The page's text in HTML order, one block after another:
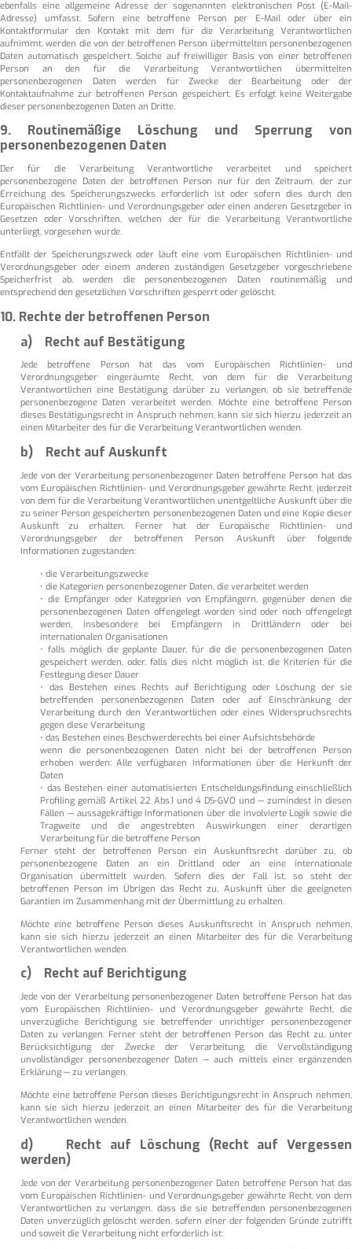
ebenfalls eine allgemeine Adresse der sogenannten elektronischen Post (E-Mail-
Adresse) umfasst. Sofern eine betroffene Person per E-Mail oder über ein
Kontaktformular den Kontakt mit dem für die Verarbeitung Verantwortlichen
aufnimmt, werden die von der betroffenen Person übermittelten personenbezogenen
Daten automatisch gespeichert. Solche auf freiwilliger Basis von einer betroffenen
Person an den für die Verarbeitung Verantwortlichen übermittelten
personenbezogenen Daten werden für Zwecke der Bearbeitung oder der
Kontaktaufnahme zur betroffenen Person gespeichert. Es erfolgt keine Weitergabe
dieser personenbezogenen Daten an Dritte.
9. Routinemäßige Löschung und Sperrung von
personenbezogenen Daten
Der für die Verarbeitung Verantwortliche verarbeitet und speichert
personenbezogene Daten der betroffenen Person nur für den Zeitraum, der zur
Erreichung des Speicherungszwecks erforderlich ist oder sofern dies durch den
Europäischen Richtlinien- und Verordnungsgeber oder einen anderen Gesetzgeber in
Gesetzen oder Vorschriften, welchen der für die Verarbeitung Verantwortliche
unterliegt, vorgesehen wurde.
Entfällt der Speicherungszweck oder läuft eine vom Europäischen Richtlinien- und
Verordnungsgeber oder einem anderen zuständigen Gesetzgeber vorgeschriebene
Speicherfrist ab, werden die personenbezogenen Daten routinemäßig und
entsprechend den gesetzlichen Vorschriften gesperrt oder gelöscht.
10. Rechte der betroffenen Person
a) Recht auf Bestätigung
Jede betroffene Person hat das vom Europäischen Richtlinien- und
Verordnungsgeber eingeräumte Recht, von dem für die Verarbeitung
Verantwortlichen eine Bestätigung darüber zu verlangen, ob sie betreffende
personenbezogene Daten verarbeitet werden. Möchte eine betroffene Person
dieses Bestätigungsrecht in Anspruch nehmen, kann sie sich hierzu jederzeit an
einen Mitarbeiter des für die Verarbeitung Verantwortlichen wenden.
b) Recht auf Auskunft
Jede von der Verarbeitung personenbezogener Daten betroffene Person hat das
vom Europäischen Richtlinien- und Verordnungsgeber gewährte Recht, jederzeit
von dem für die Verarbeitung Verantwortlichen unentgeltliche Auskunft über die
zu seiner Person gespeicherten personenbezogenen Daten und eine Kopie dieser
Auskunft zu erhalten. Ferner hat der Europäische Richtlinien- und
Verordnungsgeber der betroffenen Person Auskunft über folgende
Informationen zugestanden:
• die Verarbeitungszwecke
• die Kategorien personenbezogener Daten, die verarbeitet werden
• die Empfänger oder Kategorien von Empfängern, gegenüber denen die
personenbezogenen Daten offengelegt worden sind oder noch offengelegt
werden, insbesondere bei Empfängern in Drittländern oder bei
internationalen Organisationen
• falls möglich die geplante Dauer, für die die personenbezogenen Daten
gespeichert werden, oder, falls dies nicht möglich ist, die Kriterien für die
Festlegung dieser Dauer
• das Bestehen eines Rechts auf Berichtigung oder Löschung der sie
betreffenden personenbezogenen Daten oder auf Einschränkung der
Verarbeitung durch den Verantwortlichen oder eines Widerspruchsrechts
gegen diese Verarbeitung
• das Bestehen eines Beschwerderechts bei einer Aufsichtsbehörde
wenn die personenbezogenen Daten nicht bei der betroffenen Person
erhoben werden: Alle verfügbaren Informationen über die Herkunft der
Daten
• das Bestehen einer automatisierten Entscheidungsfindung einschließlich
Profiling gemäß Artikel 22 Abs.1 und 4 DS-GVO und — zumindest in diesen
Fällen — aussagekräftige Informationen über die involvierte Logik sowie die
Tragweite und die angestrebten Auswirkungen einer derartigen
Verarbeitung für die betroffene Person
Ferner steht der betroffenen Person ein Auskunftsrecht darüber zu, ob
personenbezogene Daten an ein Drittland oder an eine internationale
Organisation übermittelt wurden. Sofern dies der Fall ist, so steht der
betroffenen Person im Übrigen das Recht zu, Auskunft über die geeigneten
Garantien im Zusammenhang mit der Übermittlung zu erhalten.
Möchte eine betroffene Person dieses Auskunftsrecht in Anspruch nehmen,
kann sie sich hierzu jederzeit an einen Mitarbeiter des für die Verarbeitung
Verantwortlichen wenden.
c) Recht auf Berichtigung
Jede von der Verarbeitung personenbezogener Daten betroffene Person hat das
vom Europäischen Richtlinien- und Verordnungsgeber gewährte Recht, die
unverzügliche Berichtigung sie betreffender unrichtiger personenbezogener
Daten zu verlangen. Ferner steht der betroffenen Person das Recht zu, unter
Berücksichtigung der Zwecke der Verarbeitung, die Vervollständigung
unvollständiger personenbezogener Daten — auch mittels einer ergänzenden
Erklärung — zu verlangen.
Möchte eine betroffene Person dieses Berichtigungsrecht in Anspruch nehmen,
kann sie sich hierzu jederzeit an einen Mitarbeiter des für die Verarbeitung
Verantwortlichen wenden.
d) Recht auf Löschung (Recht auf Vergessen
werden)
Jede von der Verarbeitung personenbezogener Daten betroffene Person hat das
vom Europäischen Richtlinien- und Verordnungsgeber gewährte Recht, von dem
Verantwortlichen zu verlangen, dass die sie betreffenden personenbezogenen
Daten unverzüglich gelöscht werden, sofern einer der folgenden Gründe zutrifft
und soweit die Verarbeitung nicht erforderlich ist: